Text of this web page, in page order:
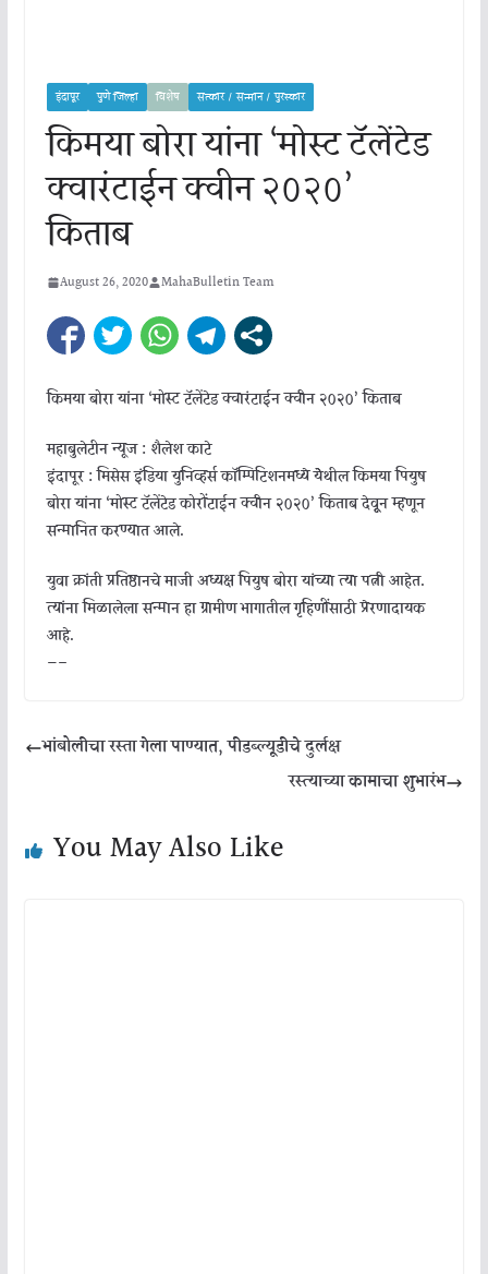
इंदापूर पुणे जिल्हा विशेष सत्कार / सन्मान / पुरस्कार
किमया बोरा यांना ‘मोस्ट टॅलेंटेड
क्वारंटाईन क्वीन २०२०’
किताब
August 26, 2020 MahaBulletin Team
किमया बोरा यांना ‘मोस्ट टॅलेंटेड क्वारंटाईन क्वीन २०२०’ किताब
महाबुलेटीन न्यूज : शैलेश काटे
इंदापूर : मिसेस इंडिया युनिव्हर्स काॅम्पिटिशनमध्ये येेेेथील किमया पियुष
बोरा यांना ‘मोस्ट टॅलेंटेड कोरोंटाईन क्वीन २०२०’ किताब देवूून म्हणून
सन्मानित करण्यात आले.
युवा क्रांती प्रतिष्ठानचे माजी अध्यक्ष पियुष बोरा यांच्या त्या पत्नी आहेत.
त्यांना मिळालेला सन्मान हा ग्रामीण भागातील गृहिणींसाठी प्रेरणादायक
आहे.
—–
भांबोलीचा रस्ता गेला पाण्यात, पीडब्ल्यूडीचे दुर्लक्ष
रस्त्याच्या कामाचा शुभारंभ
You May Also Like